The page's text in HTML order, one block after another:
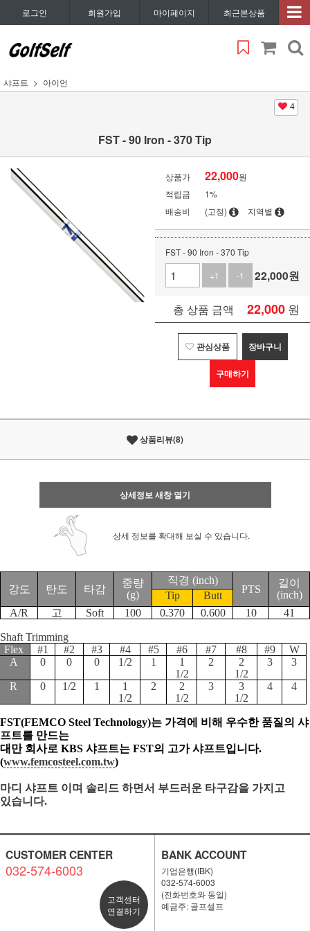
로그인 회원가입 마이페이지 최근본상품
샤프트 아이언
4
FST - 90 Iron - 370 Tip
상품가 22,000원
적립금
1%
배송비
(고정) 지역별
FST - 90 Iron - 370 Tip
+1
-1 22,000원
총 상품 금액 22,000 원
관심상품 장바구니
구매하기
상품리뷰(8)
상세정보 새창 열기
상세 정보를 확대해 보실 수 있습니다.
강도 탄도 타감
중량
(g)
직경 (inch)
PTS
길이
(inch)
Tip
Butt
A/R
고 Soft 100 0.370 0.600 10 41
Shaft Trimming
Flex
#1 #2 #3 #4 #5 #6 #7 #8 #9
W
A
0 0 0 1/2 1
1
1/2
2
2
1/2
3 3
R 0 1/2 1
1
1/2
2
2
1/2
3
3
1/2
4 4
FST(FEMCO Steel Technology)는 가격에 비해 우수한 품질의 샤
프트를 만드는
대만 회사로 KBS 샤프트는 FST의 고가 샤프트입니다.
(www.femcosteel.com.tw)
마디 샤프트 이며 솔리드 하면서 부드러운 타구감을 가지고
있습니다.
CUSTOMER CENTER
032-574-6003
고객센터
연결하기
BANK ACCOUNT
기업은행(IBK)
032-574-6003
(전화번호와 동일)
예금주: 골프셀프